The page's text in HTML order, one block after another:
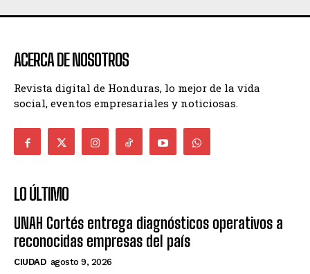
ACERCA DE NOSOTROS
Revista digital de Honduras, lo mejor de la vida
social, eventos empresariales y noticiosas.
LO ÚLTIMO
UNAH Cortés entrega diagnósticos operativos a
reconocidas empresas del país
CIUDAD agosto 9, 2026